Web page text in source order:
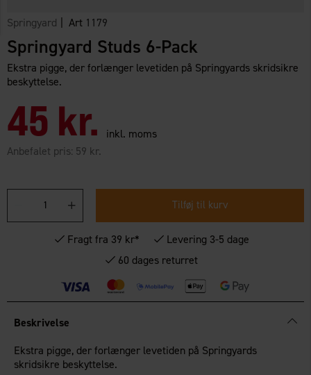
Springyard | Art 1179
Springyard Studs 6-Pack
Ekstra pigge, der forlænger levetiden på Springyards skridsikre
beskyttelse.
45 kr.
inkl. moms
Anbefalet pris: 59 kr.
Tilføj til kurv
Fragt fra 39 kr*
Levering 3-5 dage
60 dages returret
Beskrivelse
Ekstra pigge, der forlænger levetiden på Springyards
skridsikre beskyttelse.